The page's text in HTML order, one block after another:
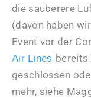
die sauberere
(davon haben
Event vor der
Air Lines bereits
geschlossen
mehr, siehe